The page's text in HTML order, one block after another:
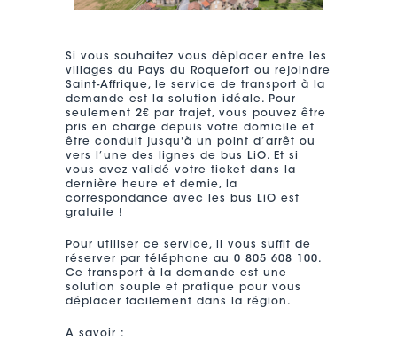
Si vous souhaitez vous déplacer entre les
villages du Pays du Roquefort ou rejoindre
Saint-Affrique, le service de transport à la
demande est la solution idéale. Pour
seulement 2€ par trajet, vous pouvez être
pris en charge depuis votre domicile et
être conduit jusqu'à un point d’arrêt ou
vers l’une des lignes de bus LiO. Et si
vous avez validé votre ticket dans la
dernière heure et demie, la
correspondance avec les bus LiO est
gratuite !
Pour utiliser ce service, il vous suffit de
réserver par téléphone au 0 805 608 100.
Ce transport à la demande est une
solution souple et pratique pour vous
déplacer facilement dans la région.
A savoir :